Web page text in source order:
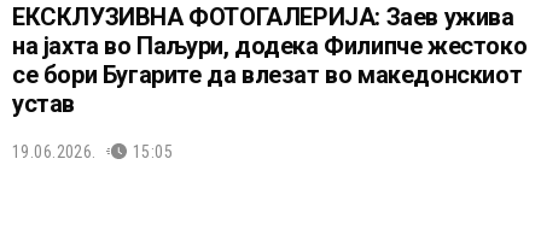
ЕКСКЛУЗИВНА ФОТОГАЛЕРИЈА: Заев ужива
на јахта во Паљури, додека Филипче жестоко
се бори Бугарите да влезат во македонскиот
устав
19.06.2026. 15:05